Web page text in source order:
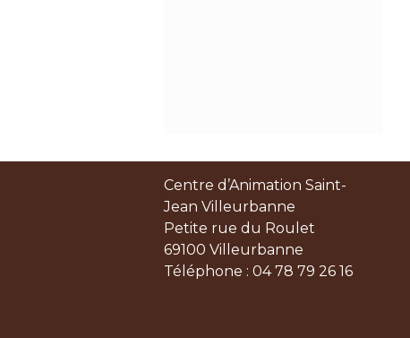
Centre d’Animation Saint-
Jean Villeurbanne
Petite rue du Roulet
69100 Villeurbanne
Téléphone : 04 78 79 26 16